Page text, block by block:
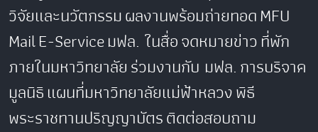
วิจัยและนวัตกรรมผลงานพร้อมถ่ายทอดMFU
MailE-Serviceมฟล. ในสื่อจดหมายข่าวที่พัก
ภายในมหาวิทยาลัยร่วมงานกับ มฟล.การบริจาค
มูลนิธิแผนที่มหาวิทยาลัยแม่ฟ้าหลวงพิธี
พระราชทานปริญญาบัตรติดต่อสอบถาม